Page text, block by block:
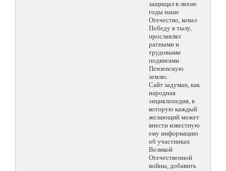
защищал в лихие
годы наше
Отечество, ковал
Победу в тылу,
прославлял
ратными и
трудовыми
подвигами
Пензенскую
землю.
Сайт задуман, как
народная
энциклопедия, в
которую каждый
желающий может
внести известную
ему информацию
об участниках
Великой
Отечественной
войны, добавить